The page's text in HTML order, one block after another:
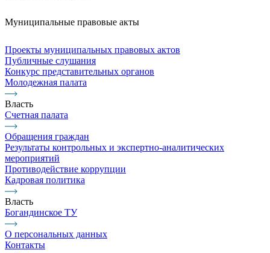
Муниципальные правовые акты
Проекты муниципальных правовых актов
Публичные слушания
Конкурс представительных органов
Молодежная палата
Власть
Счетная палата
Обращения граждан
Результаты контрольных и экспертно-аналитических
мероприятий
Противодействие коррупции
Кадровая политика
Власть
Богандинское ТУ
О персональных данных
Контакты